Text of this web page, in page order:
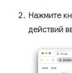
Нажмите
действий